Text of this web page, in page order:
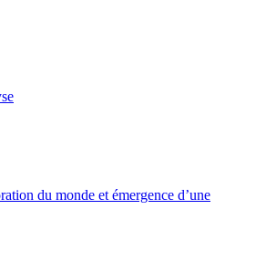
du monde et émergence d’une